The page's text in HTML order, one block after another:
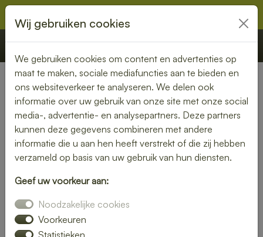
€ 0,00 Offerte Bestellen
Nederland» De Moer
Lunch laten bezorgen in De
Moer – vers, snel en
smaakvol
maken? Laat je lunch bezorgen in De Moer en geniet van
verse, smaakvolle gerechten zonder gedoe. Of je nu op
kantoor bent, thuiswerkt of gewoon zin hebt in een
Wij gebruiken cookies
We gebruiken cookies om content en advertenties op
maat te maken, sociale mediafuncties aan te bieden en
ons websiteverkeer te analyseren. We delen ook
informatie over uw gebruik van onze site met onze social
media-, advertentie- en analysepartners. Deze partners
kunnen deze gegevens combineren met andere
informatie die u aan hen heeft verstrekt of die zij hebben
verzameld op basis van uw gebruik van hun diensten.
Geef uw voorkeur aan:
Noodzakelijke cookies
Voorkeuren
Statistieken